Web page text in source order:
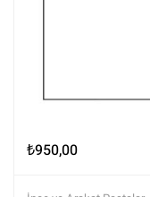
₺950,00